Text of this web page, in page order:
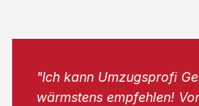
"Ich kann Umzugsprofi
wärmstens empfehlen!